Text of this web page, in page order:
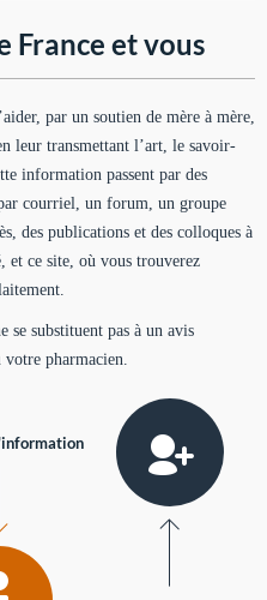
France et vous
par un soutien de mère à mère,
leur transmettant l’art, le savoir-
information passent par des
courriel, un forum, un groupe
des publications et des colloques à
et ce site, où vous trouverez
se substituent pas à un avis
pharmacien.